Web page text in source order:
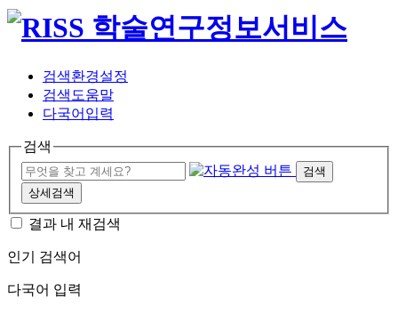
검색환경설정
검색도움말
다국어입력
검색
검색
상세검색
결과 내 재검색
인기 검색어
다국어 입력